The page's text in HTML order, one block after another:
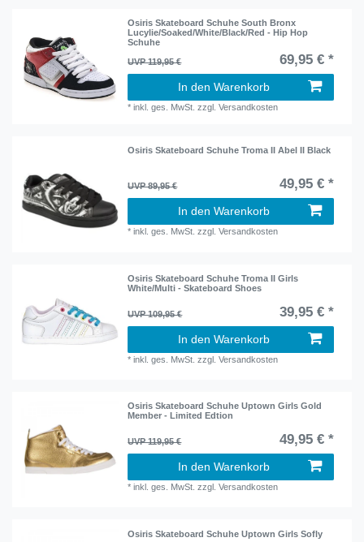
Osiris Skateboard Schuhe South Bronx
Lucylie/Soaked/White/Black/Red - Hip Hop
Schuhe
UVP 119,95 €
69,95 € *
In den Warenkorb
*inkl. ges. MwSt. zzgl.Versandkosten
Osiris Skateboard Schuhe Troma II Abel II Black
UVP 89,95 € 49,95 € *
In den Warenkorb
*inkl. ges. MwSt. zzgl.Versandkosten
Osiris Skateboard Schuhe Troma II Girls
White/Multi - Skateboard Shoes
UVP 109,95 € 39,95 € *
In den Warenkorb
*inkl. ges. MwSt. zzgl.Versandkosten
Osiris Skateboard Schuhe Uptown Girls Gold
Member - Limited Edtion
UVP 119,95 € 49,95 € *
In den Warenkorb
*inkl. ges. MwSt. zzgl.Versandkosten
Osiris Skateboard Schuhe Uptown Girls Sofly